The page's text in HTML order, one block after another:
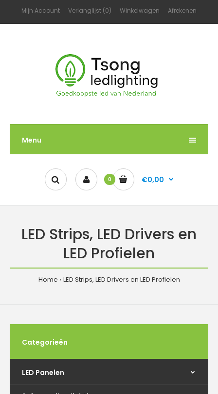
Mijn Account Verlanglijst (0) Winkelwagen Afrekenen
Menu
0 €0,00
LED Strips, LED Drivers en
LED Profielen
Home LED Strips, LED Drivers en LED Profielen
Categorieën
LED Panelen